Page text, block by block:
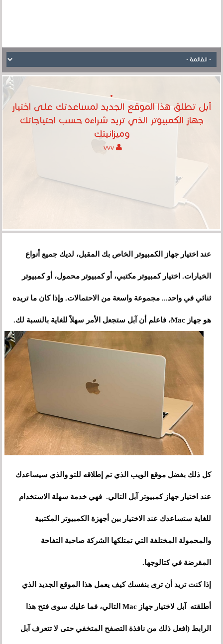
آبل تطلق هذا الموقع الجديد لمساعدتك على اختيار
جهاز الكمبيوتر الذي تريد شراءه حسب احتياجاتك
وميزانيتك
vvv
عند اختيار جهاز الكمبيوتر الخاص بك المقبل، لديك جميع أنواع
الخيارات. اختيار كمبيوتر مكتبي، أو كمبيوتر محمول، أو كمبيوتر
ثنائي في واحد... مجموعة واسعة من الاحتمالات. وإذا كان ما تريده
هو جهاز Mac، فاعلم أن آبل ستجعل الأمر سهلاً للغاية بالنسبة لك.
كل ذلك بفضل موقع الويب الذي تم إطلاقه للتو والذي سيساعدك
عند اختيار جهاز كمبيوتر آبل التالي. فهي خدمة سهلة الاستخدام
للغاية ستساعدك عند الاختيار بين أجهزة الكمبيوتر المكتبية
والمحمولة المختلفة التي تمتلكها الشركة صاحبة التفاحة
المقرضة في كتالوجها.
إذا كنت تريد أن ترى بنفسك كيف يعمل هذا الموقع الجديد الذي
أطلقته آبل لاختيار جهاز Mac التالي، فما عليك سوى فتح هذا
الرابط (افعل ذلك من نافذة التصفح المتخفي حتى لا تتعرف آبل